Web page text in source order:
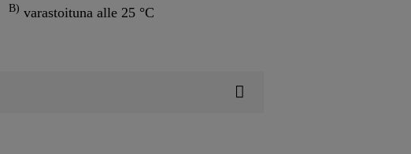
B) varastoituna alle 25 °C